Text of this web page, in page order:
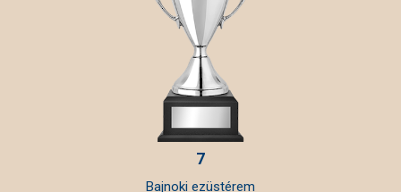
7
Bajnoki ezüstérem